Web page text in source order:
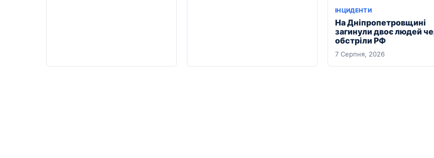
ІНЦИДЕНТИ
На Дніпропетровщині
загинули двоє людей
обстріли РФ
7 Серпня, 2026